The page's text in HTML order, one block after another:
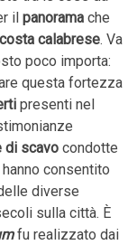
il panorama che
costa calabrese. Va
poco importa:
questa fortezza
presenti nel
di scavo condotte
consentito
diverse
sulla città. È
fu realizzato dai